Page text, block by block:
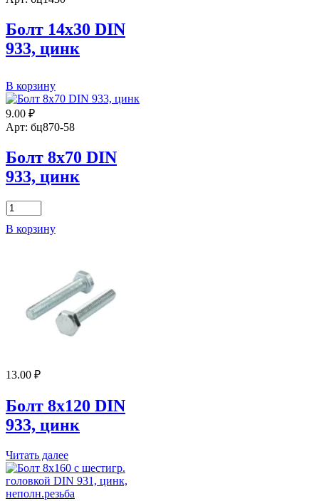
Покрытие:
цинк
Болт 14х30 DIN
933, цинк
товара
Болт
14х30
DIN
цинк
В корзину
9.00 ₽
Арт: бц870-58
Болт 8х70 DIN
933, цинк
Количество
товара
Болт
В корзину
13.00 ₽
Болт 8х120 DIN
933, цинк
Читать далее